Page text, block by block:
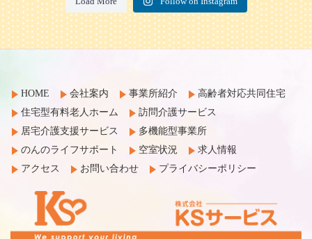
HOME 会社案内 事業所紹介
高齢者対応共同住宅
住宅型有料老人ホーム
訪問介護サービス
居宅介護支援サービス
多機能型事業所
のんのライフサポート
空室状況
求人情報
アクセス
お問い合わせ プライバシーポリシー